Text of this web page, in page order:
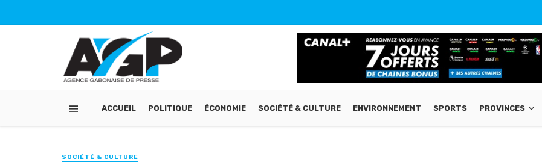
ACCUEIL POLITIQUE ÉCONOMIE SOCIÉTÉ & CULTURE ENVIRONNEMENT SPORTS PROVINCES
SOCIÉTÉ & CULTURE